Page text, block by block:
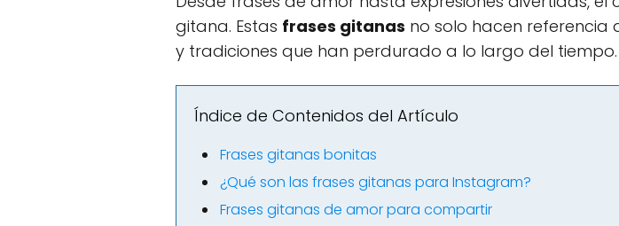
gitana. Estas frases gitanas no solo hacen referencia
y tradiciones que han perdurado a lo largo del tiempo.
Índice de Contenidos del Artículo
Frases gitanas bonitas
¿Qué son las frases gitanas para Instagram?
Frases gitanas de amor para compartir